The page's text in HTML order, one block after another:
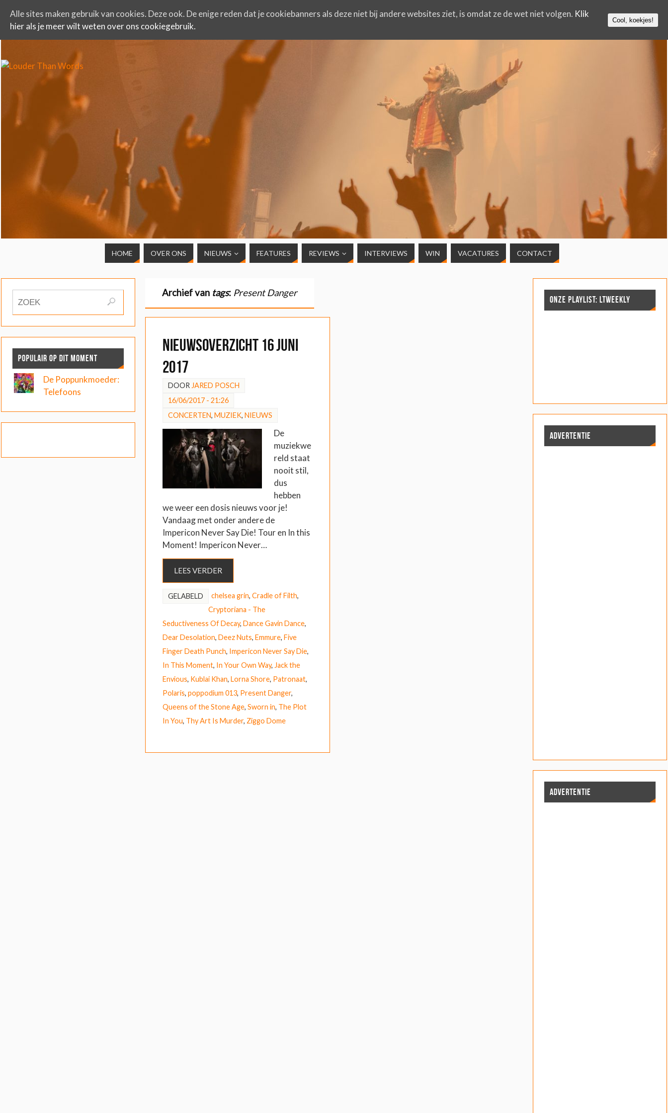
HOME OVER ONS NIEUWS FEATURES REVIEWS INTERVIEWS WIN VACATURES CONTACT
Archief van tags: Present Danger
Nieuwsoverzicht 16 juni
2017
DOOR JARED POSCH
16/06/2017 - 21:26
CONCERTEN, MUZIEK, NIEUWS
De
muziekwe
reld staat
nooit stil,
dus
hebben
we weer een dosis nieuws voor je!
Vandaag met onder andere de
Impericon Never Say Die! Tour en In this
Moment! Impericon Never…
LEES VERDER
GELABELD chelsea grin, Cradle of Filth,
Cryptoriana - The
Seductiveness Of Decay, Dance Gavin Dance,
Dear Desolation, Deez Nuts, Emmure, Five
Finger Death Punch, Impericon Never Say Die,
In This Moment, In Your Own Way, Jack the
Envious, Kublai Khan, Lorna Shore, Patronaat,
Polaris, poppodium 013, Present Danger,
Queens of the Stone Age, Sworn in, The Plot
In You, Thy Art Is Murder, Ziggo Dome
POPULAIR OP DIT MOMENT
De Poppunkmoeder:
Telefoons
ONZE PLAYLIST: LTWEEKLY
ADVERTENTIE
ADVERTENTIE
Alle sites maken gebruik van cookies. Deze ook. De enige reden dat je cookiebanners als deze niet bij andere websites ziet, is omdat ze de wet niet volgen. Klik
hier als je meer wilt weten over ons cookiegebruik.
Cool, koekjes!